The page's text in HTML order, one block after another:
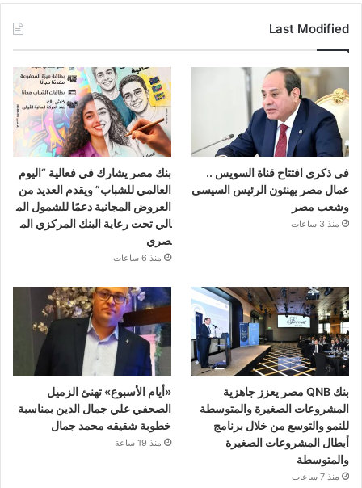
Last Modified
فى ذكرى افتتاح قناة السويس ..
عمال مصر يهنئون الرئيس السيسى
وشعب مصر
منذ 3 ساعات
بنك مصر يشارك في فعالية “اليوم
العالمي للشباب” ويقدم العديد من
العروض المجانية دعمًا للشمول الم
الي تحت رعاية البنك المركزي الم
صري
منذ 6 ساعات
بنك QNB مصر يعزز جاهزية
المشروعات الصغيرة والمتوسطة
للنمو والتوسع من خلال برنامج
أبطال المشروعات الصغيرة
والمتوسطة
منذ 7 ساعات
«أيام الأسبوع» تهنئ الزميل
الصحفي علي جمال الدين بمناسبة
خطوبة شقيقه محمد جمال
منذ 19 ساعة